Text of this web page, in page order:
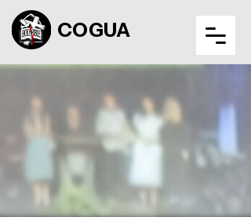
COGUA